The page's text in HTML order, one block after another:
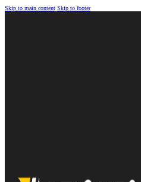
Skip to main content Skip to footer